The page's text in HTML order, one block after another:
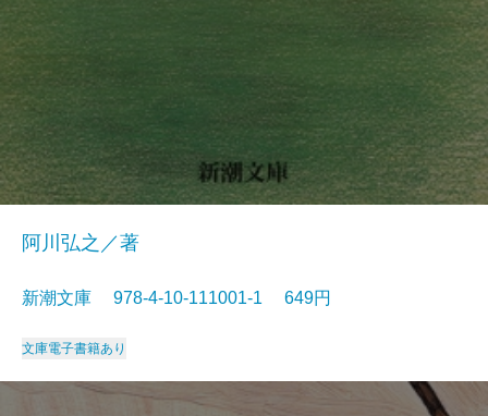
阿川弘之／著
新潮文庫 978-4-10-111001-1 649円
文庫電子書籍あり